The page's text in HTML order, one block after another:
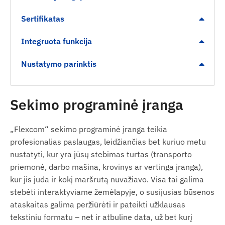
Įspėjimas apie žemą akumuliatoriaus įkrovos
lygį laiku atliekamai priežiūrai.
Pranešimas apie viršytą greitį.
Skaitmeninės zonos (Geofencing) kirtimas arba
atvykimas į nustatytą zoną (POI).
Pakuotės turinys
Juneo TK905-SA 4G LTE magnetinis GPS seklys.
USB įkrovimo laidas.
Paruošimo naudoti instrukcija.
SIM adatėlė ir SIM adapterių rinkinys.
Sertifikatas
Integruota funkcija
Nustatymo parinktis
Sekimo programinė įranga
„Flexcom“ sekimo programinė įranga teikia
profesionalias paslaugas, leidžiančias bet kuriuo metu
nustatyti, kur yra jūsų stebimas turtas (transporto
priemonė, darbo mašina, krovinys ar vertinga įranga),
kur jis juda ir kokį maršrutą nuvažiavo. Visa tai galima
stebėti interaktyviame žemėlapyje, o susijusias būsenos
ataskaitas galima peržiūrėti ir pateikti užklausas
tekstiniu formatu – net ir atbuline data, už bet kurį